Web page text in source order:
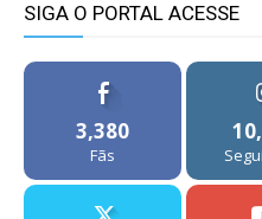
SIGA O PORTAL ACESSE
3,380
Fãs